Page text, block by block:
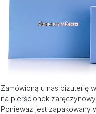
Zamówioną u nas biżuterię
na pierścionek
Ponieważ jest zapakowany